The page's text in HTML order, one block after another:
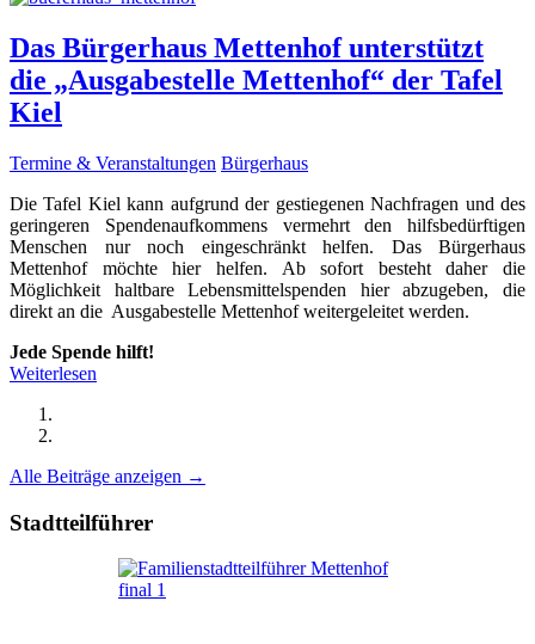
Das Bürgerhaus Mettenhof unterstützt
die „Ausgabestelle Mettenhof“ der Tafel
Kiel
Termine & Veranstaltungen Bürgerhaus
Die Tafel Kiel kann aufgrund der gestiegenen Nachfragen und des
geringeren Spendenaufkommens vermehrt den hilfsbedürftigen
Menschen nur noch eingeschränkt helfen. Das Bürgerhaus
Mettenhof möchte hier helfen. Ab sofort besteht daher die
Möglichkeit haltbare Lebensmittelspenden hier abzugeben, die
direkt an die Ausgabestelle Mettenhof weitergeleitet werden.
Jede Spende hilft!
Weiterlesen
Alle Beiträge anzeigen →
Stadtteilführer